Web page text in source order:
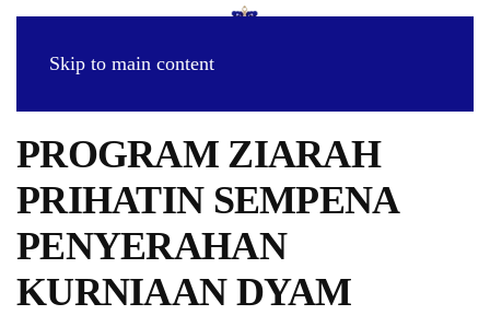
Skip to main content
PROGRAM ZIARAH
PRIHATIN SEMPENA
PENYERAHAN
KURNIAAN DYAM